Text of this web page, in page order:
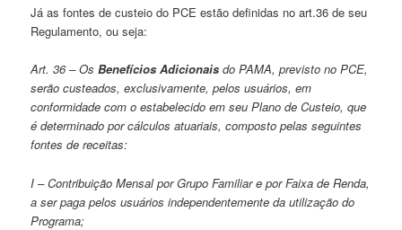
Já as fontes de custeio do PCE estão definidas no art.36 de seu
Regulamento, ou seja:
Art. 36 – OsBenefícios Adicionais do PAMA, previsto no PCE,
serão custeados, exclusivamente, pelos usuários, em
conformidade com o estabelecido em seu Plano de Custeio, que
é determinado por cálculos atuariais, composto pelas seguintes
fontes de receitas:
I – Contribuição Mensal por Grupo Familiar e por Faixa de Renda,
a ser paga pelos usuários independentemente da utilização do
Programa;